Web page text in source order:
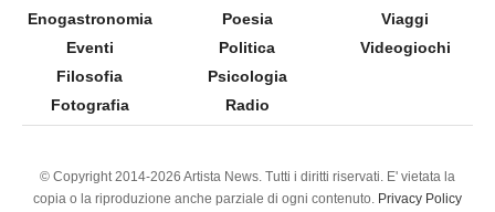
Enogastronomia
Eventi
Filosofia
Fotografia
Poesia
Politica
Psicologia
Radio
Viaggi
Videogiochi
© Copyright 2014-2026 Artista News. Tutti i diritti riservati. E' vietata la
copia o la riproduzione anche parziale di ogni contenuto. Privacy Policy